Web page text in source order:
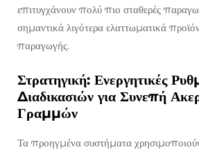
επιτυγχάνουν πολύ πιο σταθερές
σημαντικά λιγότερα ελαττωματικά
παραγωγής.
Στρατηγική: Ενεργητικές
Διαδικασιών για Συνεπή
Γραμμών
Τα προηγμένα συστήματα